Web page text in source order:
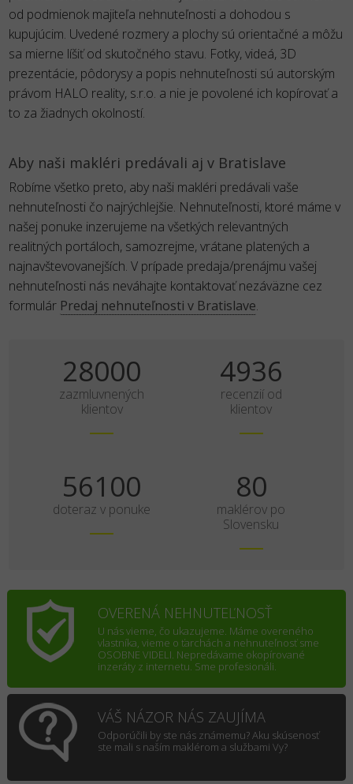
od podmienok majiteľa nehnuteľnosti a dohodou s
kupujúcim. Uvedené rozmery a plochy sú orientačné a môžu
sa mierne líšiť od skutočného stavu. Fotky, videá, 3D
prezentácie, pôdorysy a popis nehnuteľnosti sú autorským
právom HALO reality, s.r.o. a nie je povolené ich kopírovať a
to za žiadnych okolností.
Aby naši makléri predávali aj v Bratislave
Robíme všetko preto, aby naši makléri predávali vaše
nehnuteľnosti čo najrýchlejšie. Nehnuteľnosti, ktoré máme v
našej ponuke inzerujeme na všetkých relevantných
realitných portáloch, samozrejme, vrátane platených a
najnavštevovanejších. V prípade predaja/prenájmu vašej
nehnuteľnosti nás neváhajte kontaktovať nezáväzne cez
formulár Predaj nehnuteľnosti v Bratislave.
35000
zazmluvnených
klientov
6170
recenzií od
klientov
70125
doteraz v ponuke
100
maklérov po
Slovensku
OVERENÁ NEHNUTEĽNOSŤ
U nás vieme, čo ukazujeme. Máme overeného
vlastníka, vieme o ťarchách a nehnuteľnosť sme
OSOBNE VIDELI. Nepredávame okopírované
inzeráty z internetu. Sme profesionáli.
VÁŠ NÁZOR NÁS ZAUJÍMA
Odporúčili by ste nás známemu? Aku skúsenosť
ste mali s naším maklérom a službami Vy?